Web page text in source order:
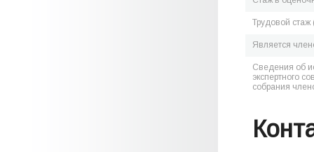
Трудовой стаж
Является
Сведения об
экспертного
собрания